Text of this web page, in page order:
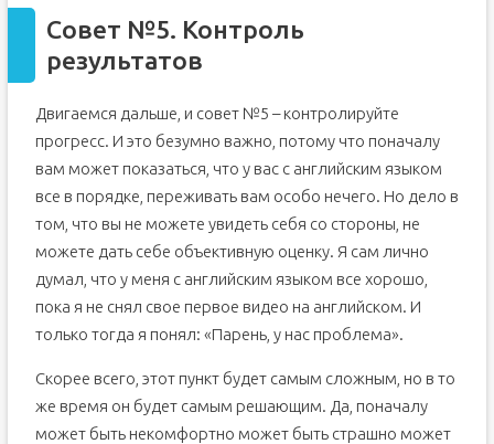
Совет №5. Контроль
результатов
Двигаемся дальше, и совет №5 – контролируйте
прогресс. И это безумно важно, потому что поначалу
вам может показаться, что у вас с английским языком
все в порядке, переживать вам особо нечего. Но дело в
том, что вы не можете увидеть себя со стороны, не
можете дать себе объективную оценку. Я сам лично
думал, что у меня с английским языком все хорошо,
пока я не снял свое первое видео на английском. И
только тогда я понял: «Парень, у нас проблема».
Скорее всего, этот пункт будет самым сложным, но в то
же время он будет самым решающим. Да, поначалу
может быть некомфортно может быть страшно может